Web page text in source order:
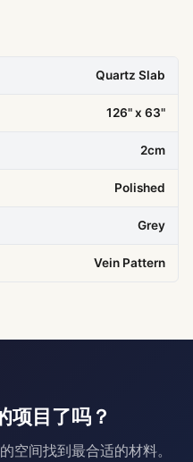
Quartz Slab
126" x 63"
2cm
Polished
Grey
Vein Pattern
项目了吗？
空间找到最合适的材料。